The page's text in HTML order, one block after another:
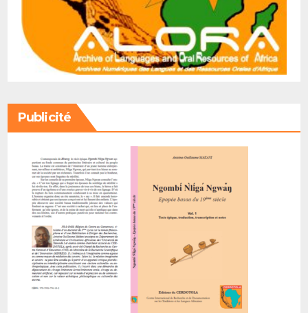
Publicité